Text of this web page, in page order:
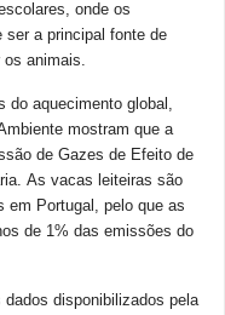
onde os
ser a principal fonte de
os animais.
do aquecimento global,
mostram que a
de Gazes de Efeito de
As vacas leiteiras são
em Portugal, pelo que as
de 1% das emissões do
disponibilizados pela